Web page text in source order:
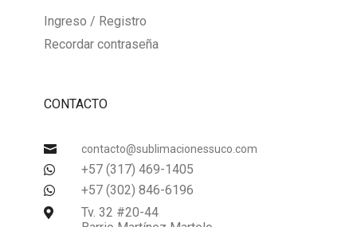
Ingreso / Registro
Recordar contraseña
CONTACTO

contacto@sublimacionessuco.com

+57 (317) 469-1405
 +57 (302) 846-6196

Tv. 32 #20-44